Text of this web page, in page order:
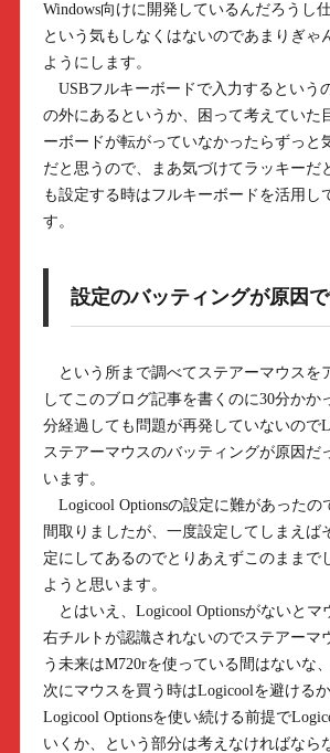
Windows向けに開発しているんだろうし
という気もしなくはないのであまりぎゃ
ようにします。
USBフルキーボードで入力するという
の外にあるというか、困って考えていた
ーボードが転がっていなかったらずっと
だと思うので、まあ気づけてラッキーだ
も設定する時はフルキーボードを活用し
す。
設定のバッティングが原因
という所まで調べてステアーマウスを
してこのブログ記事を書くのに30分かか
分経過しても問題が再発していないので
ステアーマウスのバッティングが原因だ
います。
Logicool Optionsの設定に難があったの
間取りましたが、一度設定してしまえば
定にしてあるのでとりあえずこのままで
ようと思います。
とはいえ、Logicool Optionsがないとマ
右チルトが認識されないのでステアーマ
う未来はM720rを使っている間はないな
次にマウスを買う時はLogicoolを避ける
Logicool Optionsを使い続ける前提で
いくか、という部分は考えなければなら